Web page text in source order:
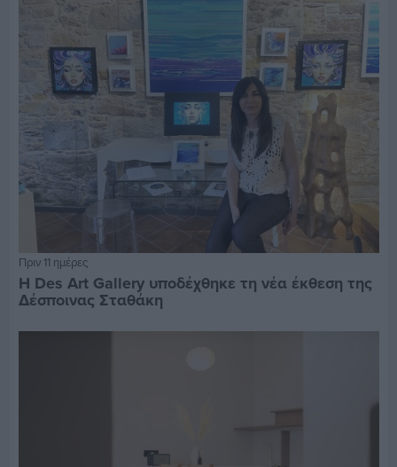
Πριν 11 ημέρες
Η Des Art Gallery υποδέχθηκε τη νέα έκθεση της
Δέσποινας Σταθάκη